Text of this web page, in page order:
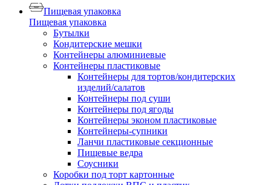
Пищевая упаковка
Пищевая упаковка
Бутылки
Кондитерские мешки
Контейнеры алюминиевые
Контейнеры пластиковые
Контейнеры для тортов/кондитерских
изделий/салатов
Контейнеры под суши
Контейнеры под ягоды
Контейнеры эконом пластиковые
Контейнеры-супники
Ланчи пластиковые секционные
Пищевые ведра
Соусники
Коробки под торт картонные